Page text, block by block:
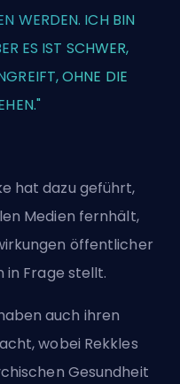
WERDEN. ICH BIN
ES IST SCHWER,
OHNE DIE
hat dazu geführt,
Medien fernhält,
öffentlicher
in Frage stellt.
auch ihren
wobei Rekkles
Gesundheit